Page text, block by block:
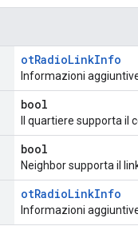
otRadioLinkInfo
Informazioni
bool
Il quartiere supporta il
bool
Neighbor supporta il
otRadioLinkInfo
Informazioni